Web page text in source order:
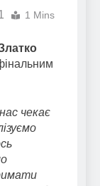
1 Mins
чекає